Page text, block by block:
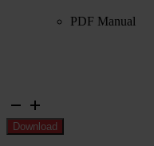
PDF Manual
Längsstreckenmodul
Menge
Download